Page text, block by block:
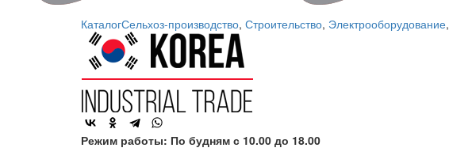
КаталогСельхоз-производство, Строительство, Электрооборудование,
Режим работы: По будням с 10.00 до 18.00